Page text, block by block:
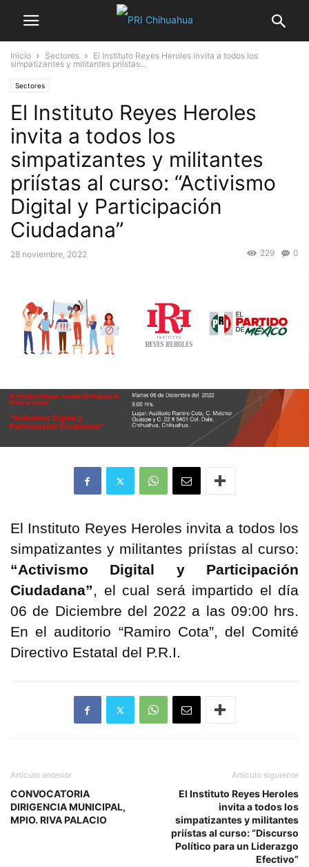
Inicio Sectores
El Instituto Reyes Heroles invita a todos los
simpatizantes y militantes priístas...
Sectores
El Instituto Reyes Heroles
invita a todos los
simpatizantes y militantes
priístas al curso: “Activismo
Digital y Participación
Ciudadana”
28 noviembre, 2022 0
229
El Instituto Reyes Heroles invita a todos los
simpatizantes y militantes priístas al curso:
“Activismo Digital y Participación
Ciudadana”, el cual será impartido el día
06 de Diciembre del 2022 a las 09:00 hrs.
En el auditorio “Ramiro Cota”, del Comité
Directivo Estatal del P.R.I.
Artículo anterior
CONVOCATORIA
DIRIGENCIA MUNICIPAL,
MPIO. RIVA PALACIO
Artículo siguiente
El Instituto Reyes Heroles
invita a todos los
simpatizantes y militantes
priístas al curso: “Discurso
Político para un Liderazgo
Efectivo”